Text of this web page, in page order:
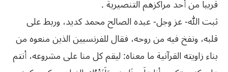
قريباً من أحد مراكزهم التنصيرية .
ثبت الله- عز وجل- عبده الصالح محمد كديد، وربط على
قلبه، ونفخ فيه من روحه، فقال للفرنسيين الذين منعوه من
بناء زاويته القرآنية ما معناه: ليقم كل منا على مشروعه، أنتم